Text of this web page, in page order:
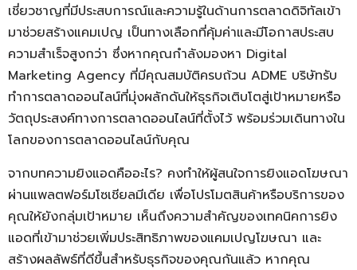
เชี่ยวชาญที่มีประสบการณ์และความรู้ในด้านการตลาดดิจิทัลเข้า
มาช่วยสร้างแคมเปญ เป็นทางเลือกที่คุ้มค่าและมีโอกาสประสบ
ความสำเร็จสูงกว่า ซึ่งหากคุณกำลังมองหา Digital
Marketing Agency ที่มีคุณสมบัติครบถ้วน ADME บริษัทรับ
ทำการตลาดออนไลน์ที่มุ่งผลักดันให้ธุรกิจเติบโตสู่เป้าหมายหรือ
วัตถุประสงค์ทางการตลาดออนไลน์ที่ตั้งไว้ พร้อมร่วมเดินทางใน
โลกของการตลาดออนไลน์กับคุณ
จากบทความยิงแอดคืออะไร? คงทำให้ผู้สนใจการยิงแอดโฆษณา
ผ่านแพลตฟอร์มโซเชียลมีเดีย เพื่อโปรโมตสินค้าหรือบริการของ
คุณให้ยังกลุ่มเป้าหมาย เห็นถึงความสำคัญของเทคนิคการยิง
แอดที่เข้ามาช่วยเพิ่มประสิทธิภาพของแคมเปญโฆษณา และ
สร้างผลลัพธ์ที่ดีขึ้นสำหรับธุรกิจของคุณกันแล้ว หากคุณ